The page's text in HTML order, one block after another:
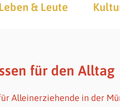
& Leute
für den Alltag
Alleinerziehende in der